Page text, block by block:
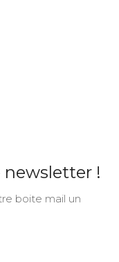
newsletter !
boite mail un